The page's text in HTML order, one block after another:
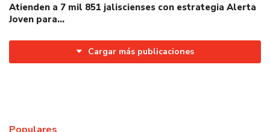
Atienden a 7 mil 851 jaliscienses con estrategia Alerta
Joven para…
Cargar más publicaciones